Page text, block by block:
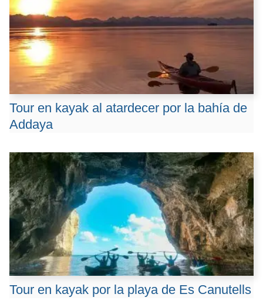
Tour en kayak al atardecer por la bahía de
Addaya
Tour en kayak por la playa de Es Canutells